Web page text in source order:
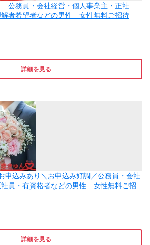
公務員・会社経営・個人事業主・正社
解者希望者などの男性 女性無料ご招待
詳細を見る
込みあり＼お申込み好調／公務員・会社
員・有資格者などの男性 女性無料ご招
詳細を見る